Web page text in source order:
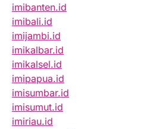
imibanten.id
imibali.id
imijambi.id
imikalbar.id
imikalsel.id
imipapua.id
imisumbar.id
imisumut.id
imiriau.id